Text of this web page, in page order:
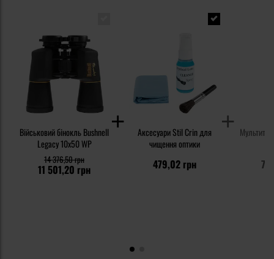
Військовий бінокль Bushnell
Legacy 10x50 WP
11 501,20 грн
14 376,50 грн
Аксесуари Stil Crin для
чищення оптики
479,02 грн 7